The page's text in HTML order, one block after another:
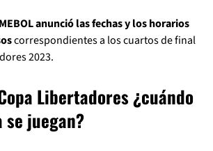
anunció las fechas y los horarios
correspondientes a los cuartos de final
2023.
Libertadores ¿cuándo
se juegan?